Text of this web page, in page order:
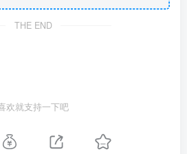
THE END
欢就支持一下吧